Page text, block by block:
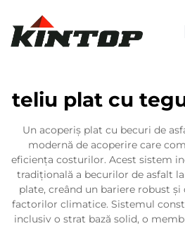
teliu plat cu
Un acoperiş plat cu becuri de
modernă de acoperire care
eficiența costurilor. Acest sistem
tradițională a becurilor de asfalt
plate, creând un bariere robust
factorilor climatice. Sistemul
inclusiv o strat bază solid, o